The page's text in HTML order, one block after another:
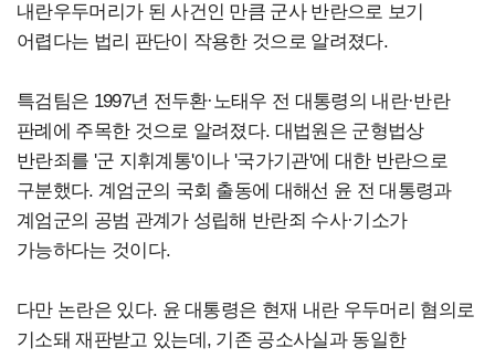
내란우두머리가 된 사건인 만큼 군사 반란으로 보기
어렵다는 법리 판단이 작용한 것으로 알려졌다.
특검팀은 1997년 전두환·노태우 전 대통령의 내란·반란
판례에 주목한 것으로 알려졌다. 대법원은 군형법상
반란죄를 '군 지휘계통'이나 '국가기관'에 대한 반란으로
구분했다. 계엄군의 국회 출동에 대해선 윤 전 대통령과
계엄군의 공범 관계가 성립해 반란죄 수사·기소가
가능하다는 것이다.
다만 논란은 있다. 윤 대통령은 현재 내란 우두머리 혐의로
기소돼 재판받고 있는데, 기존 공소사실과 동일한